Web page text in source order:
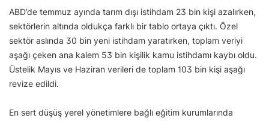
ABD’de temmuz ayında tarım dışı istihdam 23 bin kişi azalırken,
sektörlerin altında oldukça farklı bir tablo ortaya çıktı. Özel
sektör aslında 30 bin yeni istihdam yaratırken, toplam veriyi
aşağı çeken ana kalem 53 bin kişilik kamu istihdamı kaybı oldu.
Üstelik Mayıs ve Haziran verileri de toplam 103 bin kişi aşağı
revize edildi.
En sert düşüş yerel yönetimlere bağlı eğitim kurumlarında